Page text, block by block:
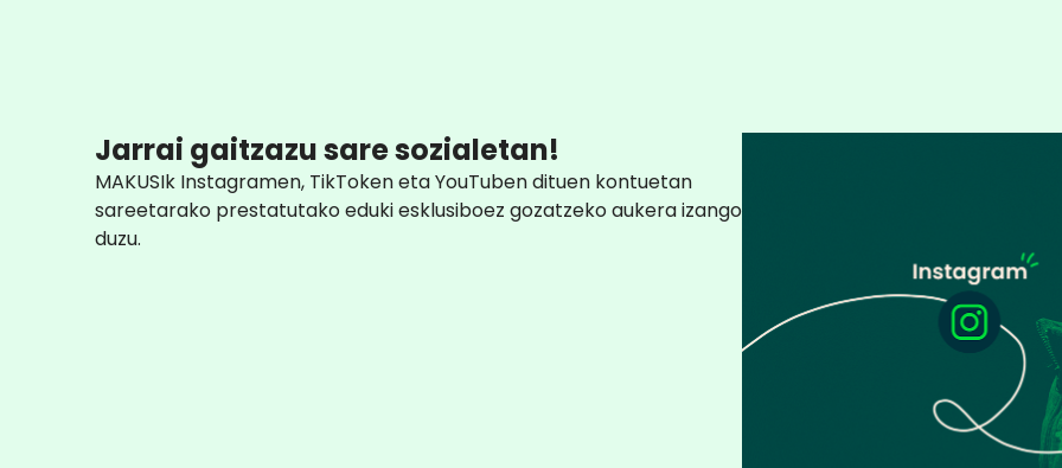
Jarrai gaitzazu sare sozialetan!
MAKUSIk Instagramen, TikToken eta YouTuben dituen kontuetan
sareetarako prestatutako eduki esklusiboez gozatzeko aukera izango
duzu.